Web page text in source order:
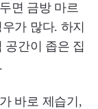
면 금방 마르
가 많다. 하지
공간이 좁은 집
바로 제습기,